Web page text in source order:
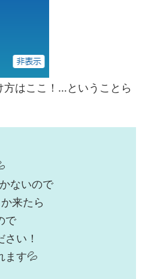
はここ！…ということら
ないので
来たら
で
い！
ます💦